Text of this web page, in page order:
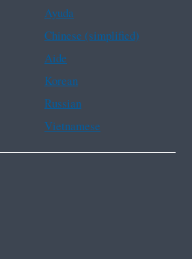
Ayuda
Chinese (simplified)
Aide
Korean
Russian
Vietnamese